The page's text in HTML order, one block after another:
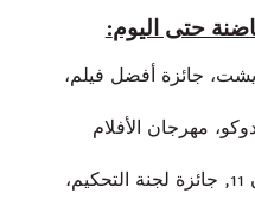
حتى اليوم:
جائزة أفضل فيلم،
مهرجان الأفلام
\ جين بيبي (كان 11, جائزة لجنة التحكيم،